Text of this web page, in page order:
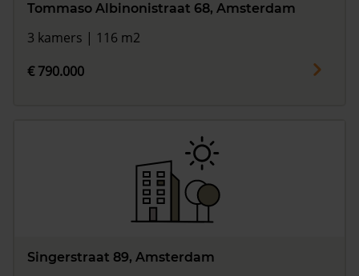
Tommaso Albinonistraat 68, Amsterdam
3 kamers | 116 m2
€ 790.000
Singerstraat 89, Amsterdam